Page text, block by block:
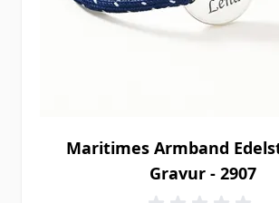
Maritimes Armband
Gravur - 2907